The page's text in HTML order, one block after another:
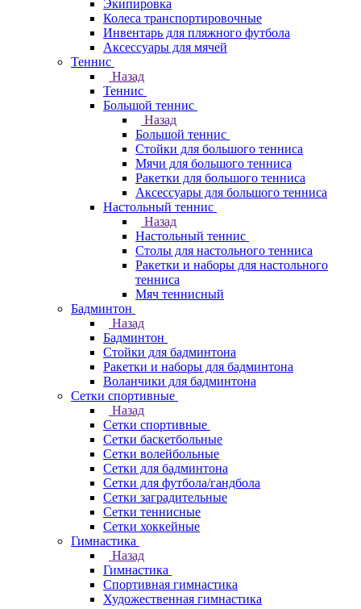
Экипировка
Колеса транспортировочные
Инвентарь для пляжного футбола
Аксессуары для мячей
Теннис
Назад
Теннис
Большой теннис
Назад
Большой теннис
Стойки для большого тенниса
Мячи для большого тенниса
Ракетки для большого тенниса
Аксессуары для большого тенниса
Настольный теннис
Назад
Настольный теннис
Столы для настольного тенниса
Ракетки и наборы для настольного
тенниса
Мяч теннисный
Бадминтон
Назад
Бадминтон
Стойки для бадминтона
Ракетки и наборы для бадминтона
Воланчики для бадминтона
Сетки спортивные
Назад
Сетки спортивные
Сетки баскетбольные
Сетки волейбольные
Сетки для бадминтона
Сетки для футбола/гандбола
Сетки заградительные
Сетки теннисные
Сетки хоккейные
Гимнастика
Назад
Гимнастика
Спортивная гимнастика
Художественная гимнастика